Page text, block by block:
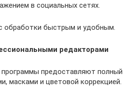
в социальных сетях.
обработки быстрым и удобным.
редакторами
предоставляют полный
масками и цветовой коррекцией.